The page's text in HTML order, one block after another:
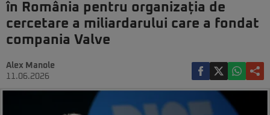
în România pentru organizația de
cercetare a miliardarului care a fondat
compania Valve
Alex Manole
11.06.2026